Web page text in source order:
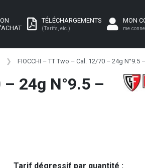
TÉLÉCHARGEMENTS
(Tarifs, etc.)
MON
me
FIOCCHI – TT Two – Cal. 12/70 – 24g N°9.5
24g N°9.5 –
Tarif dégressif par quantité :